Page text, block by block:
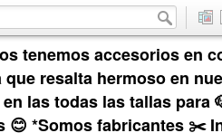
tenemos accesorios en
resalta hermoso en
las todas las tallas para
😊 *Somos fabricantes ✂️